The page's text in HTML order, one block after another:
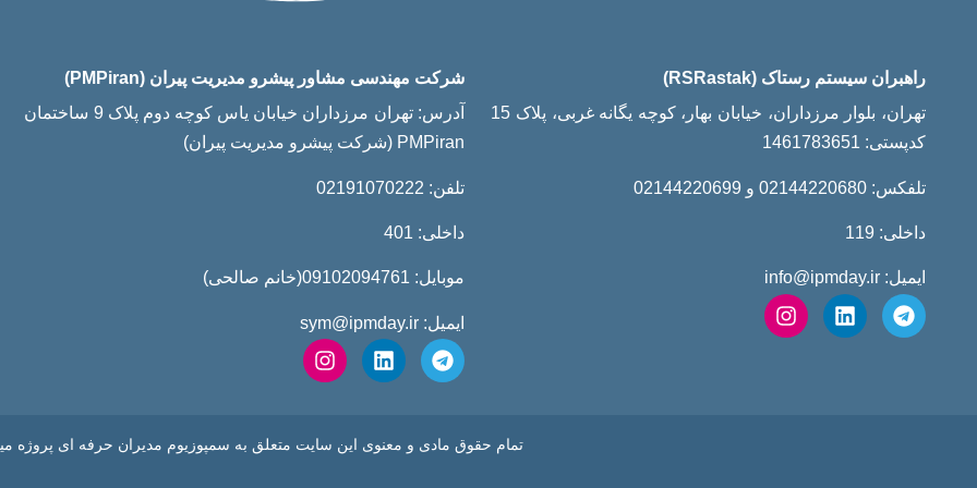
راهبران سیستم رستاک (RSRastak)
کدپستی: 1461783651
تلفکس: 02144220680 و 02144220699
داخلی: 119
ایمیل: info@ipmday.ir
شرکت مهندسی مشاور پیشرو مدیریت پیران (PMPiran)
آدرس: تهران مرزداران خیابان یاس کوچه دوم پلاک 9 ساختمان
PMPiran (شرکت پیشرو مدیریت پیران)
تلفن: 02191070222
داخلی: 401
موبایل: 09102094761(خانم صالحی)
ایمیل: sym@ipmday.ir
تمام حقوق مادی و معنوی این سایت متعلق به سمپوزیوم مدیران حرفه ای پروژه